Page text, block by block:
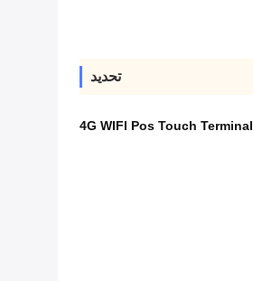
تحديد
4G WIFI Pos Touch Terminal